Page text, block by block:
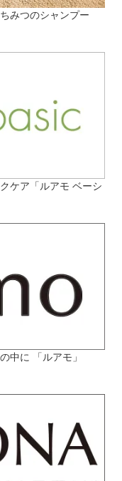
みつのシャンプー
ケア「ルアモ ベーシ
中に 「ルアモ」